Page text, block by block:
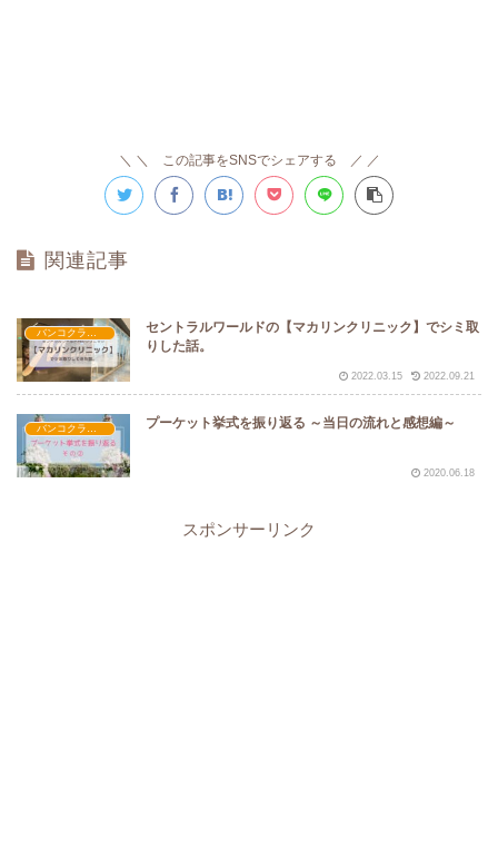
＼ この記事をSNSでシェアする ／
関連記事
セントラルワールドの【マカリンクリニック】でシミ取
りした話。
2022.03.15 2022.09.21
バンコクライフ プーケット挙式を振り返る ～当日の流れと感想編～
2020.06.18
スポンサーリンク